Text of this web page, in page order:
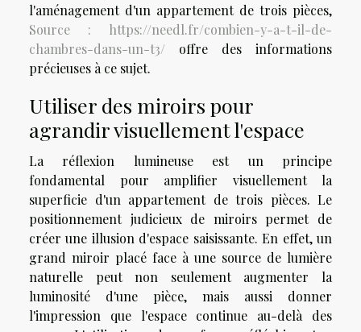
l'aménagement d'un appartement de trois pièces,
Source : https://needl.fr/combien-y-a-t-il-de-
chambres-dans-un-t3/ offre des informations
précieuses à ce sujet.
Utiliser des miroirs pour
agrandir visuellement l'espace
La réflexion lumineuse est un principe
fondamental pour amplifier visuellement la
superficie d'un appartement de trois pièces. Le
positionnement judicieux de miroirs permet de
créer une illusion d'espace saisissante. En effet, un
grand miroir placé face à une source de lumière
naturelle peut non seulement augmenter la
luminosité d'une pièce, mais aussi donner
l'impression que l'espace continue au-delà des